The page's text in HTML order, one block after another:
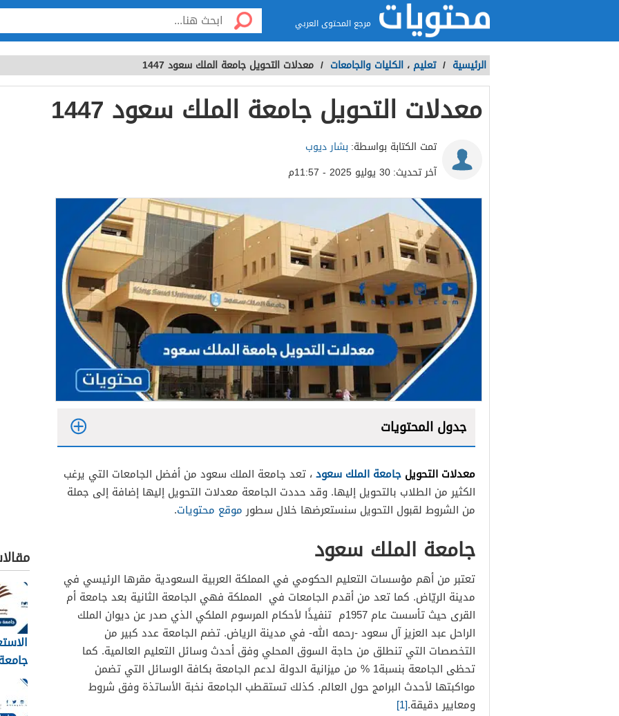
مرجع المحتوى العربي
الرئيسية / تعليم ، الكليات والجامعات / معدلات التحويل جامعة الملك سعود 1447
معدلات التحويل جامعة الملك سعود 1447
تمت الكتابة بواسطة: بشار ديوب
آخر تحديث:30 يوليو 2025 - 11:57م
جدول المحتويات
معدلات التحويل جامعة الملك سعود، تعد جامعة الملك سعود من أفضل الجامعات التي يرغب
الكثير من الطلاب بالتحويل إليها. وقد حددت الجامعة معدلات التحويل إليها إضافة إلى جملة
من الشروط لقبول التحويل سنستعرضها خلال سطورموقع محتويات.
جامعة الملك سعود
تعتبر من أهم مؤسسات التعليم الحكومي في المملكة العربية السعودية مقرها الرئيسي في
مدينة الريّاض. كما تعد من أقدم الجامعات في المملكة فهي الجامعة الثانية بعد جامعة أم
القرى حيث تأسست عام 1957م تنفيذًا لأحكام المرسوم الملكي الذي صدر عن ديوان الملك
الراحل عبد العزيز آل سعود -رحمه الله- في مدينة الرياض. تضم الجامعة عدد كبير من
التخصصات التي تنطلق من حاجة السوق المحلي وفق أحدث وسائل التعليم العالمية. كما
تحظى الجامعة بنسبة1 % من ميزانية الدولة لدعم الجامعة بكافة الوسائل التي تضمن
مواكبتها لأحدث البرامج حول العالم. كذلك تستقطب الجامعة نخبة الأساتذة وفق شروط
ومعايير دقيقة.[1]
1448